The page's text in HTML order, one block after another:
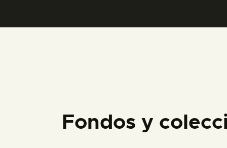
Fondos y